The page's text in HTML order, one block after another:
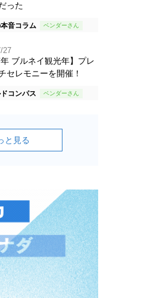
った
音コラム
27
年 ブルネイ観光年】プレ
セレモニーを開催！
コンパス
と見る